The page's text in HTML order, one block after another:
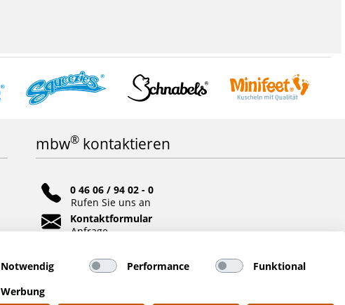
mbw®kontaktieren
0 46 06 / 94 02 - 0
Rufen Sie uns an
Kontaktformular
Anfrage
Soziale Netzwerke
Notwendig Performance
Funktional
Werbung